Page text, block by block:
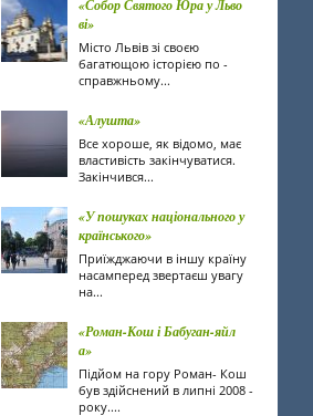
«Собор Святого Юра у Льво
ві»
Місто Львів зі своєю
багатющою історією по -
справжньому...
«Алушта»
Все хороше, як відомо, має
властивість закінчуватися.
Закінчився...
«У пошуках національного у
країнського»
Приїжджаючи в іншу країну
насамперед звертаєш увагу
на...
«Роман-Кош і Бабуган-яйл
а»
Підйом на гору Роман- Кош
був здійснений в липні 2008 -
року....